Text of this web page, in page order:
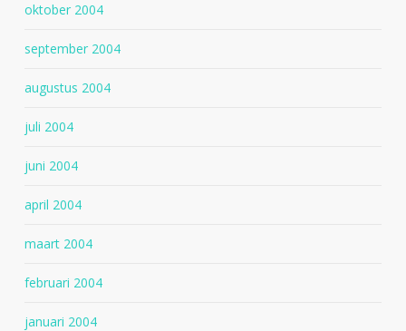
oktober 2004
september 2004
augustus 2004
juli 2004
juni 2004
april 2004
maart 2004
februari 2004
januari 2004